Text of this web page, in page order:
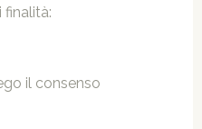
il consenso